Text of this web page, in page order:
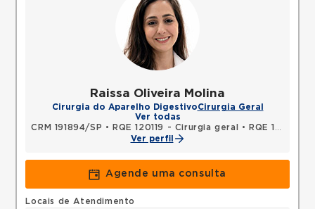
Raissa Oliveira Molina
Cirurgia do Aparelho DigestivoCirurgia Geral
Ver todas
CRM 191894/SP • RQE 120119 - Cirurgia geral •
RQE 120120 - Coloproctologia
Ver perfil
Agende uma consulta
Locais de Atendimento